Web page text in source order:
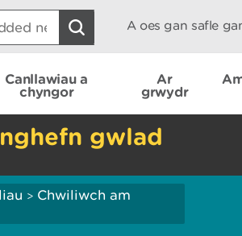
A oes gan safle
Canllawiau a
chyngor
Ar
grwydr
gwlad
> Chwiliwch am